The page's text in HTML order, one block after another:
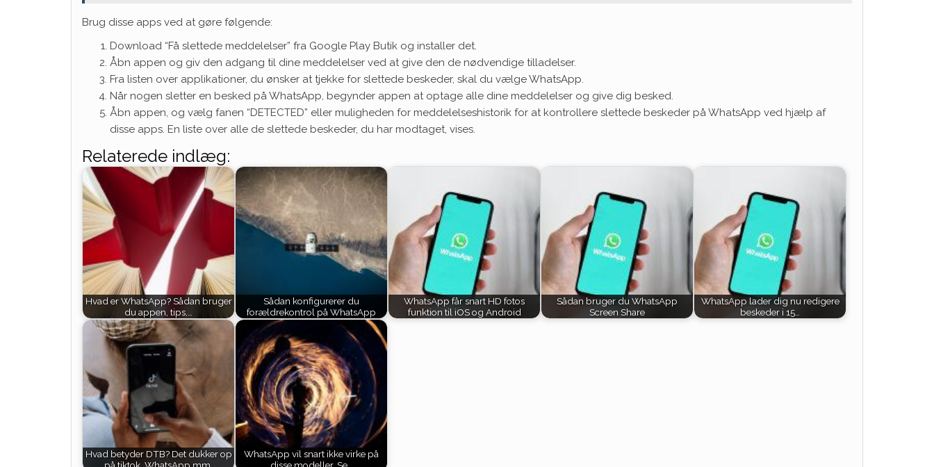
Brug disse apps ved at gøre følgende:
Download “Få slettede meddelelser” fra Google Play Butik og installer det.
Åbn appen og giv den adgang til dine meddelelser ved at give den de nødvendige tilladelser.
Fra listen over applikationer, du ønsker at tjekke for slettede beskeder, skal du vælge WhatsApp.
Når nogen sletter en besked på WhatsApp, begynder appen at optage alle dine meddelelser og give dig besked.
Åbn appen, og vælg fanen “DETECTED” eller muligheden for meddelelseshistorik for at kontrollere slettede beskeder på WhatsApp ved hjælp af
disse apps. En liste over alle de slettede beskeder, du har modtaget, vises.
Relaterede indlæg:
Hvad er WhatsApp? Sådan bruger
du appen, tips,…
Sådan konfigurerer du
forældrekontrol på WhatsApp
WhatsApp får snart HD fotos
funktion til iOS og Android
Sådan bruger du WhatsApp
Screen Share
WhatsApp lader dig nu redigere
beskeder i 15…
Hvad betyder DTB? Det dukker op
WhatsApp vil snart ikke virke på